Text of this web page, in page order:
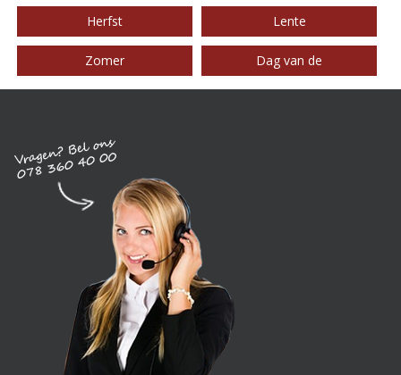
Herfst Lente
Zomer Dag van de